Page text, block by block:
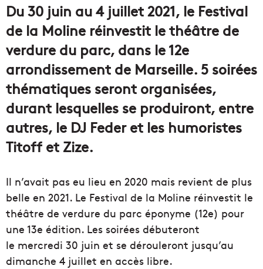
Du 30 juin au 4 juillet 2021, le Festival
de la Moline réinvestit le théâtre de
verdure du parc, dans le 12e
arrondissement de Marseille. 5 soirées
thématiques seront organisées,
durant lesquelles se produiront, entre
autres, le DJ Feder et les humoristes
Titoff et Zize.
Il n’avait pas eu lieu en 2020 mais revient de plus
belle en 2021. Le Festival de la Moline réinvestit le
théâtre de verdure du parc éponyme (12e) pour
une 13e édition. Les soirées débuteront
le mercredi 30 juin et se dérouleront jusqu’au
dimanche 4 juillet en accès libre.